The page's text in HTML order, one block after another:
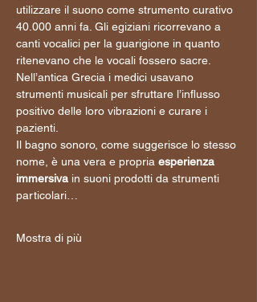
utilizzare il suono come strumento curativo
40.000 anni fa. Gli egiziani ricorrevano a
canti vocalici per la guarigione in quanto
ritenevano che le vocali fossero sacre.
Nell’antica Grecia i medici usavano
strumenti musicali per sfruttare l’influsso
positivo delle loro vibrazioni e curare i
pazienti.
Il bagno sonoro, come suggerisce lo stesso
nome, è una vera e propria esperienza
immersiva in suoni prodotti da strumenti
particolari…
Mostra di più